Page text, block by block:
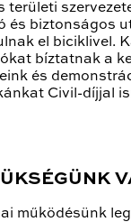
területi
és biztonságos
el biciklivel.
bíztatnak a
és
Civil-díjjal
működésünk